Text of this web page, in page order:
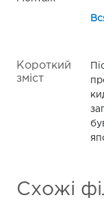
Короткий
зміст
Схожі